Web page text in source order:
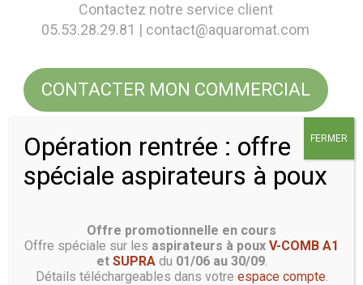
Contactez notre service client
05.53.28.29.81 | contact@aquaromat.com
CONTACTER MON COMMERCIAL
Recevoir les bons plans
Opération rentrée : offre
spéciale aspirateurs à poux
Offre promotionnelle en cours
Offre spéciale sur les aspirateurs à poux V-COMB A1
et SUPRAdu 01/06 au 30/09.
Détails téléchargeables dans votre espace compte.
FERMER